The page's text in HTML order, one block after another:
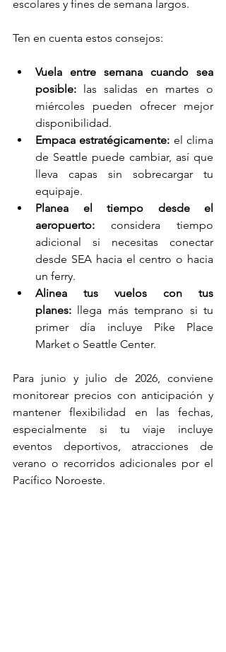
escolares y fines de semana largos.
Ten en cuenta estos consejos:
Vuela entre semana cuando sea
posible: las salidas en martes o
miércoles pueden ofrecer mejor
disponibilidad.
Empaca estratégicamente: el clima
de Seattle puede cambiar, así que
lleva capas sin sobrecargar tu
equipaje.
Planea el tiempo desde el
aeropuerto: considera tiempo
adicional si necesitas conectar
desde SEA hacia el centro o hacia
un ferry.
Alinea tus vuelos con tus
planes: llega más temprano si tu
primer día incluye Pike Place
Market o Seattle Center.
Para junio y julio de 2026, conviene
monitorear precios con anticipación y
mantener flexibilidad en las fechas,
especialmente si tu viaje incluye
eventos deportivos, atracciones de
verano o recorridos adicionales por el
Pacífico Noroeste.